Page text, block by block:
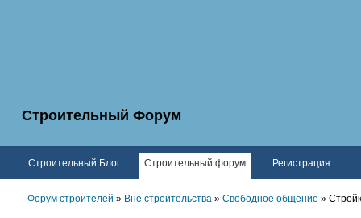
Строительный Форум
Строительный Блог Строительный форум Регистрация
Форум строителей » Вне строительства » Свободное общение »